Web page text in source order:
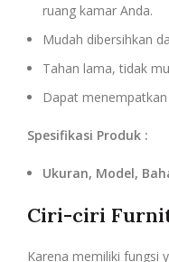
ruang kamar Anda.
Mudah dibersihkan
Tahan lama, tidak
Dapat
Spesifikasi Produk :
Ukuran, Model,
Ciri-ciri
Karena memiliki fungsi